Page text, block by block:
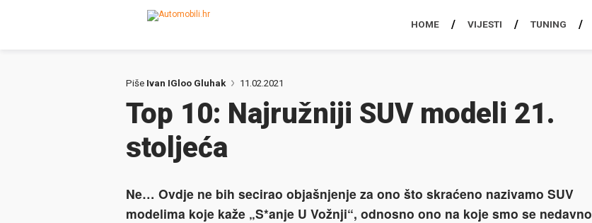
HOME VIJESTI TUNING
Piše Ivan IGloo Gluhak 11.02.2021
Top 10: Najružniji SUV modeli 21.
stoljeća
Ne… Ovdje ne bih secirao objašnjenje za ono što skraćeno nazivamo SUV
modelima koje kaže „S*anje U Vožnji“, odnosno ono na koje smo se nedavno